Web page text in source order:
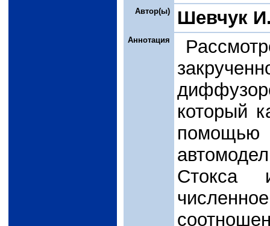
Автор(ы) Шевчук
Аннотация
который
помощью
Стокса